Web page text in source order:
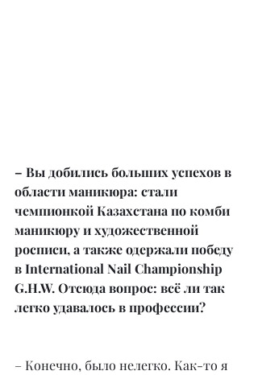
– Вы добились больших успехов в
области маникюра: стали
чемпионкой Казахстана по комби
маникюру и художественной
росписи, а также одержали победу
в International Nail Championship
G.H.W. Отсюда вопрос: всё ли так
легко удавалось в профессии?
– Конечно, было нелегко. Как-то я